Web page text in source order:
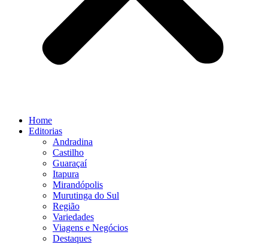
Home
Editorias
Andradina
Castilho
Guaraçaí
Itapura
Mirandópolis
Murutinga do Sul
Região
Variedades
Viagens e Negócios
Destaques